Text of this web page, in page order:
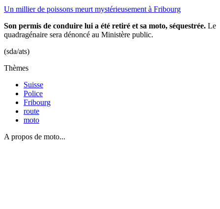
Un millier de poissons meurt mystérieusement à Fribourg
Son permis de conduire lui a été retiré et sa moto, séquestrée. Le
quadragénaire sera dénoncé au Ministère public.
(sda/ats)
Thèmes
Suisse
Police
Fribourg
route
moto
A propos de moto...